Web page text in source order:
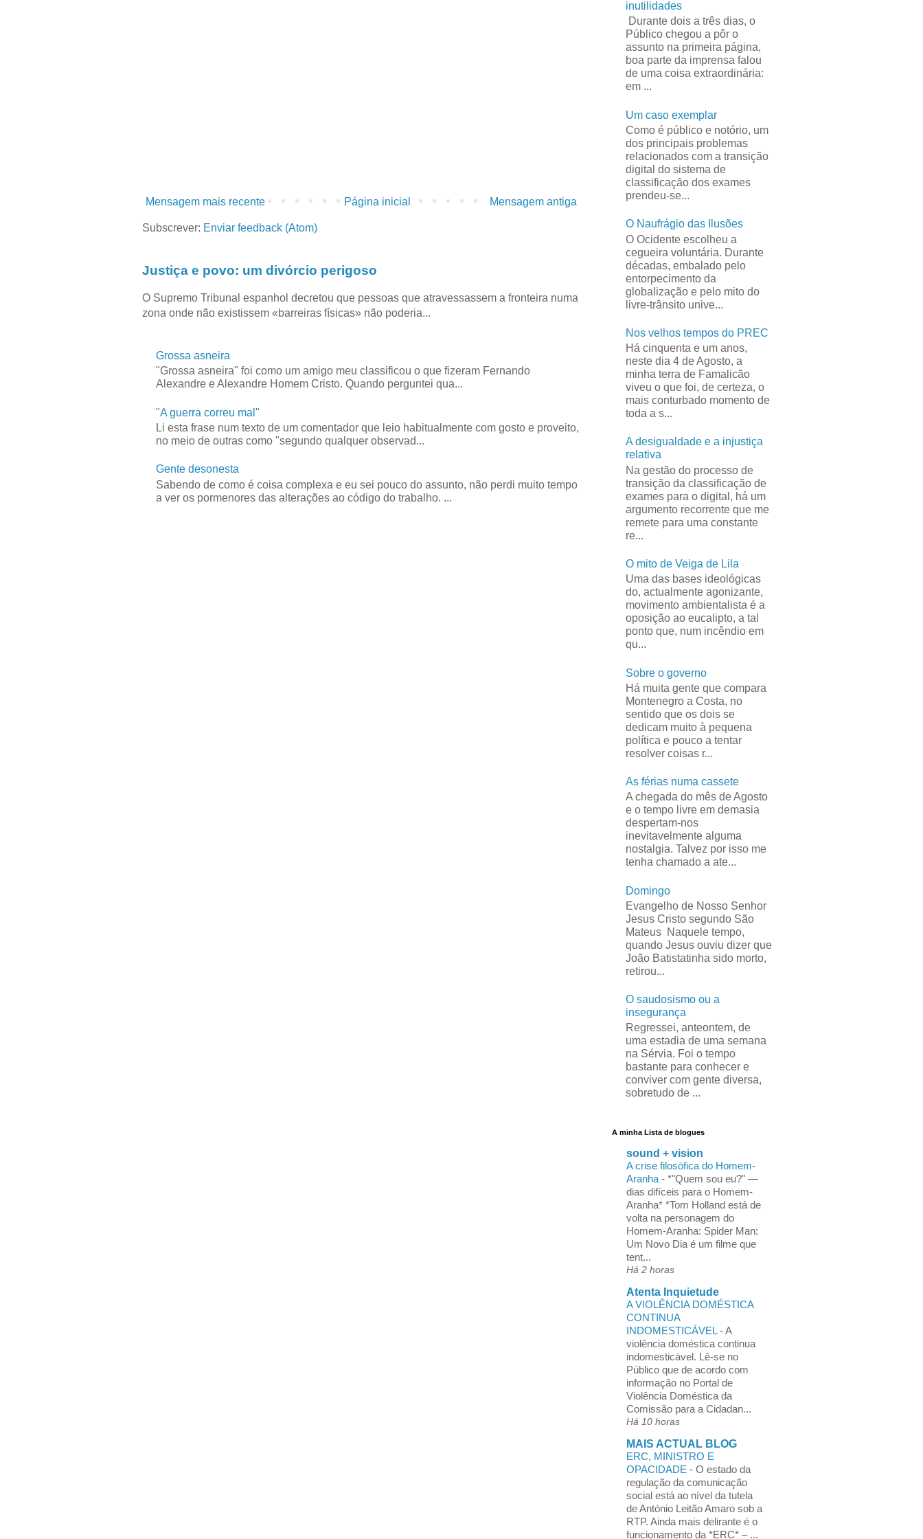
Mensagem mais recente Mensagem antiga
Página inicial
Subscrever: Enviar feedback (Atom)
Justiça e povo: um divórcio perigoso
O Supremo Tribunal espanhol decretou que pessoas que atravessassem a fronteira numa
zona onde não existissem «barreiras físicas» não poderia...
Grossa asneira
"Grossa asneira" foi como um amigo meu classificou o que fizeram Fernando
Alexandre e Alexandre Homem Cristo. Quando perguntei qua...
"A guerra correu mal"
Li esta frase num texto de um comentador que leio habitualmente com gosto e proveito,
no meio de outras como "segundo qualquer observad...
Gente desonesta
Sabendo de como é coisa complexa e eu sei pouco do assunto, não perdi muito tempo
a ver os pormenores das alterações ao código do trabalho. ...
inutilidades
Durante dois a três dias, o
Público chegou a pôr o
assunto na primeira página,
boa parte da imprensa falou
de uma coisa extraordinária:
em ...
Um caso exemplar
Como é público e notório, um
dos principais problemas
relacionados com a transição
digital do sistema de
classificação dos exames
prendeu-se...
O Naufrágio das Ilusões
O Ocidente escolheu a
cegueira voluntária. Durante
décadas, embalado pelo
entorpecimento da
globalização e pelo mito do
livre-trânsito unive...
Nos velhos tempos do PREC
Há cinquenta e um anos,
neste dia 4 de Agosto, a
minha terra de Famalicão
viveu o que foi, de certeza, o
mais conturbado momento de
toda a s...
A desigualdade e a injustiça
relativa
Na gestão do processo de
transição da classificação de
exames para o digital, há um
argumento recorrente que me
remete para uma constante
re...
O mito de Veiga de Lila
Uma das bases ideológicas
do, actualmente agonizante,
movimento ambientalista é a
oposição ao eucalipto, a tal
ponto que, num incêndio em
qu...
Sobre o governo
Há muita gente que compara
Montenegro a Costa, no
sentido que os dois se
dedicam muito à pequena
política e pouco a tentar
resolver coisas r...
As férias numa cassete
A chegada do mês de Agosto
e o tempo livre em demasia
despertam-nos
inevitavelmente alguma
nostalgia. Talvez por isso me
tenha chamado a ate...
Domingo
Evangelho de Nosso Senhor
Jesus Cristo segundo São
Mateus Naquele tempo,
quando Jesus ouviu dizer que
João Batistatinha sido morto,
retirou...
O saudosismo ou a
insegurança
Regressei, anteontem, de
uma estadia de uma semana
na Sérvia. Foi o tempo
bastante para conhecer e
conviver com gente diversa,
sobretudo de ...
A minha Lista de blogues
sound + vision
A crise filosófica do Homem-
Aranha - *"Quem sou eu?" —
dias difíceis para o Homem-
Aranha* *Tom Holland está de
volta na personagem do
Homem-Aranha: Spider Man:
Um Novo Dia é um filme que
tent...
Há 2 horas
Atenta Inquietude
A VIOLÊNCIA DOMÉSTICA
CONTINUA
INDOMESTICÁVEL-A
violência doméstica continua
indomesticável. Lê-se no
Público que de acordo com
informação no Portal de
Violência Doméstica da
Comissão para a Cidadan...
Há 10 horas
MAIS ACTUAL BLOG
ERC, MINISTRO E
OPACIDADE - O estado da
regulação da comunicação
social está ao nível da tutela
de António Leitão Amaro sob a
RTP. Ainda mais delirante é o
funcionamento da *ERC* – ...